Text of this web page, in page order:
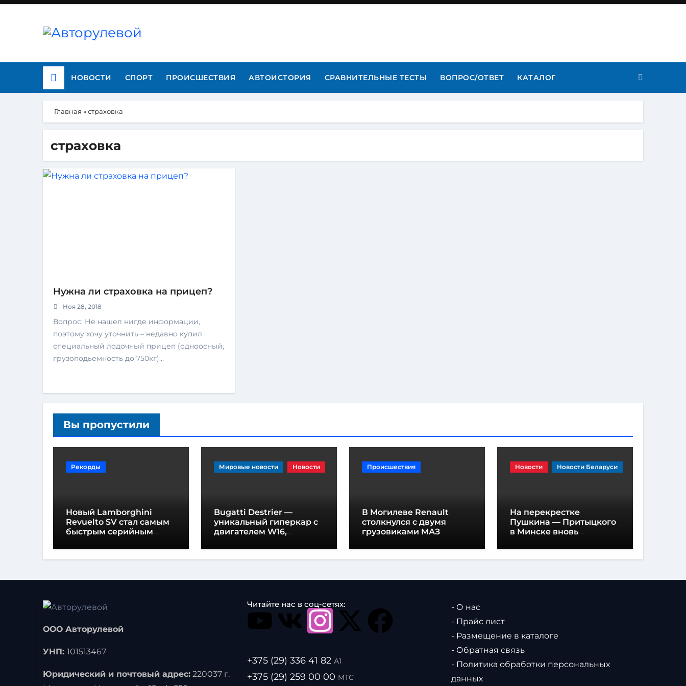
НОВОСТИ СПОРТ ПРОИСШЕСТВИЯ АВТОИСТОРИЯ СРАВНИТЕЛЬНЫЕ ТЕСТЫ ВОПРОС/ОТВЕТ КАТАЛОГ
Главная »страховка
страховка
Нужна ли страховка на прицеп?
Ноя 28, 2018
Вопрос: Не нашел нигде информации,
поэтому хочу уточнить – недавно купил
специальный лодочный прицеп (одноосный,
грузоподьемность до 750кг)…
Вы пропустили
Рекорды
Новый Lamborghini
Revuelto SV стал самым
быстрым серийным
Хоккенхайме
Мировые новости Новости
Bugatti Destrier —
уникальный гиперкар с
двигателем W16,
лошадиных сил и
высотой всего один метр
Происшествия
В Могилеве Renault
столкнулся с двумя
грузовиками МАЗ
Новости Новости Беларуси
На перекрестке
Пушкина — Притыцкого
в Минске вновь
разметка
ООО Авторулевой
УНП: 101513467
Юридический и почтовый адрес: 220037 г.
Читайте нас в соц-сетях:
+375 (29) 336 41 82 А1
+375 (29) 259 00 00 МТС
- О нас
- Прайс лист
- Размещение в каталоге
- Обратная связь
- Политика обработки персональных
данных